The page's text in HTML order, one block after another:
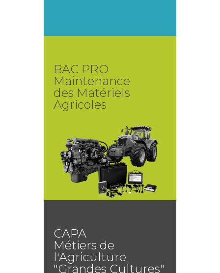
BAC PRO
Maintenance
des Matériels
Agricoles
CAPA
Métiers de
l'Agriculture
"Grandes Cultures"